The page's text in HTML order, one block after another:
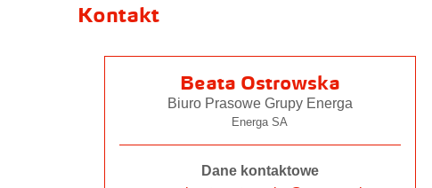
Kontakt
Beata Ostrowska
Biuro Prasowe Grupy Energa
Energa SA
Dane kontaktowe